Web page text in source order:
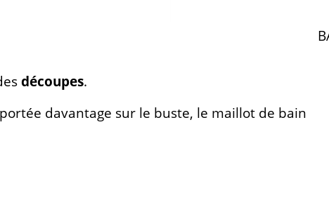
découpes.
davantage sur le buste, le maillot de bain